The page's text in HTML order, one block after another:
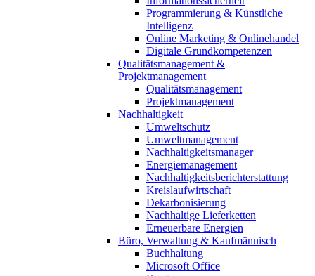
Programmierung & Künstliche
Intelligenz
Online Marketing & Onlinehandel
Digitale Grundkompetenzen
Qualitätsmanagement &
Projektmanagement
Qualitätsmanagement
Projektmanagement
Nachhaltigkeit
Umweltschutz
Umweltmanagement
Nachhaltigkeitsmanager
Energiemanagement
Nachhaltigkeitsberichterstattung
Kreislaufwirtschaft
Dekarbonisierung
Nachhaltige Lieferketten
Erneuerbare Energien
Büro, Verwaltung & Kaufmännisch
Buchhaltung
Microsoft Office